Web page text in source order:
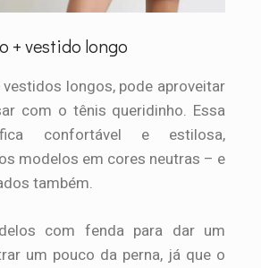
+ vestido longo
longos, pode aproveitar
com o tênis queridinho. Essa
confortável e estilosa,
modelos em cores neutras – e
também.
com fenda para dar um
um pouco da perna, já que o